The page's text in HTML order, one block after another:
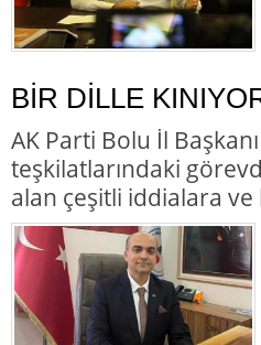
BİR DİLLE
AK Parti Bolu İl
teşkilatlarındaki
alan çeşitli iddialara